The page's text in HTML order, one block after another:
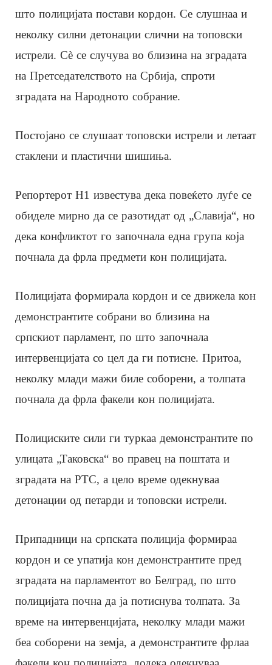
што полицијата постави кордон. Се слушнаа и
неколку силни детонации слични на топовски
истрели. Сè се случува во близина на зградата
на Претседателството на Србија, спроти
зградата на Народното собрание.
Постојано се слушаат топовски истрели и летаат
стаклени и пластични шишиња.
Репортерот Н1 известува дека повеќето луѓе се
обиделе мирно да се разотидат од „Славија“, но
дека конфликтот го започнала една група која
почнала да фрла предмети кон полицијата.
Полицијата формирала кордон и се движела кон
демонстрантите собрани во близина на
српскиот парламент, по што започнала
интервенцијата со цел да ги потисне. Притоа,
неколку млади мажи биле соборени, а толпата
почнала да фрла факели кон полицијата.
Полициските сили ги туркаа демонстрантите по
улицата „Таковска“ во правец на поштата и
зградата на РТС, а цело време одекнуваа
детонации од петарди и топовски истрели.
Припадници на српската полиција формираа
кордон и се упатија кон демонстрантите пред
зградата на парламентот во Белград, по што
полицијата почна да ја потиснува толпата. За
време на интервенцијата, неколку млади мажи
беа соборени на земја, а демонстрантите фрлаа